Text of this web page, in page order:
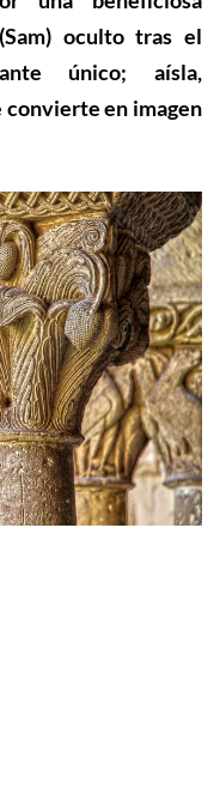
(Sam) oculto tras el
único; aísla,
convierte en imagen